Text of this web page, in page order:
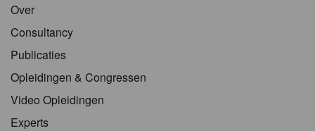
Over
Consultancy
Publicaties
Opleidingen & Congressen
Video Opleidingen
Experts